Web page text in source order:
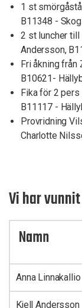
1 st
B11348 -
2 st luncher till
Andersson,
Fri åkning från
B10621-
Fika för 2
B11117 -
Provridning
Charlotte
Vi har
Namn
Anna Linnakallio
Kjell Andersson